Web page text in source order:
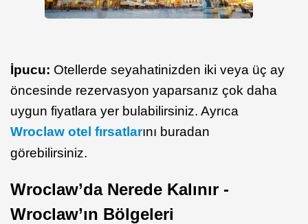
İpucu: Otellerde seyahatinizden iki veya üç ay
öncesinde rezervasyon yaparsanız çok daha
uygun fiyatlara yer bulabilirsiniz. Ayrıca
Wroclaw otel fırsatlarını buradan
görebilirsiniz.
Wroclaw’da Nerede Kalınır -
Wroclaw’ın Bölgeleri